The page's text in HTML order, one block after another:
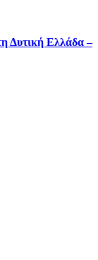
Δυτική Ελλάδα –